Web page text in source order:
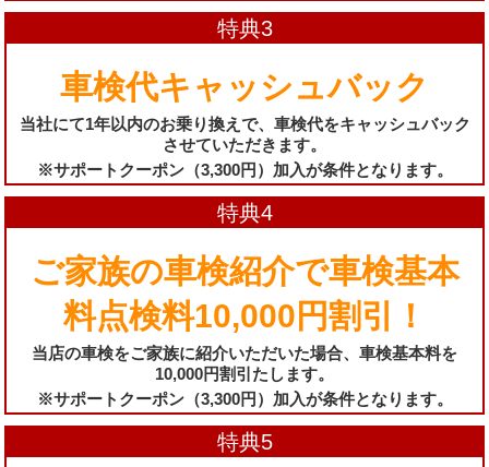
特典3
車検代キャッシュバック
当社にて1年以内のお乗り換えで、車検代をキャッシュバック
させていただきます。
※サポートクーポン（3,300円）加入が条件となります。
特典4
ご家族の車検紹介で車検基本
料点検料10,000円割引！
当店の車検をご家族に紹介いただいた場合、車検基本料を
10,000円割引たします。
※サポートクーポン（3,300円）加入が条件となります。
特典5